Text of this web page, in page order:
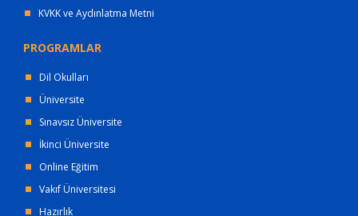
KVKK ve Aydınlatma Metni
PROGRAMLAR
Dil Okulları
Üniversite
Sınavsız Üniversite
İkinci Üniversite
Online Eğitim
Vakıf Üniversitesi
Hazırlık